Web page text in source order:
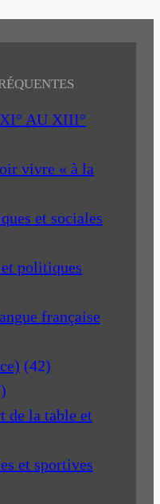
AU XIII°
vivre « à la
et sociales
politiques
française
(42)
de la table et
et sportives